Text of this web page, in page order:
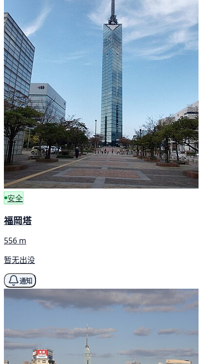
安全
福岡塔
556 m
暂无出没
通知